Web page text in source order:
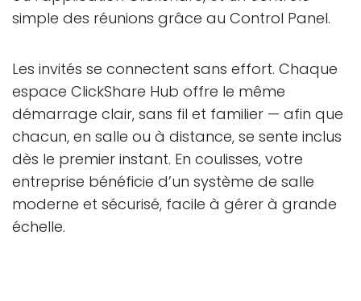
simple des réunions grâce au Control Panel.
Les invités se connectent sans effort. Chaque
espace ClickShare Hub offre le même
démarrage clair, sans fil et familier — afin que
chacun, en salle ou à distance, se sente inclus
dès le premier instant. En coulisses, votre
entreprise bénéficie d’un système de salle
moderne et sécurisé, facile à gérer à grande
échelle.